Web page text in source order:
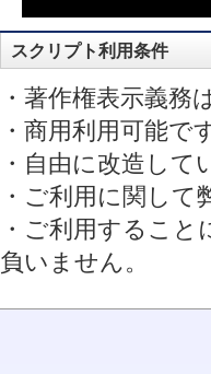
スクリプト利用条件
・著作権表示義務
・商用利用可能で
・自由に改造し
・ご利用に関して
・ご利用するこ
負いません。